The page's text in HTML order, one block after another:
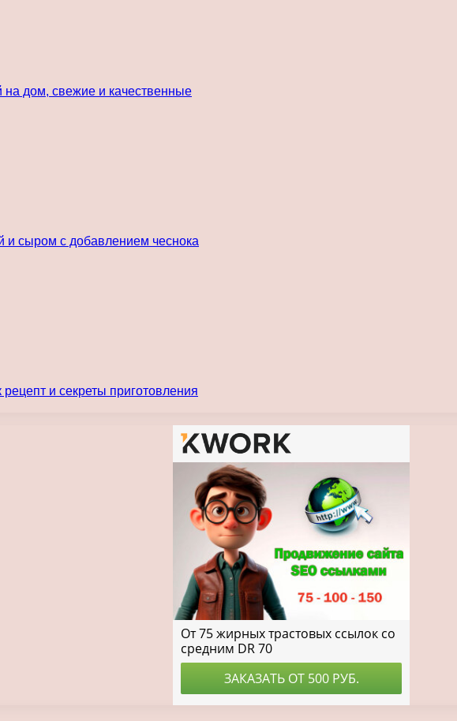
на дом, свежие и качественные
и сыром с добавлением чеснока
рецепт и секреты приготовления